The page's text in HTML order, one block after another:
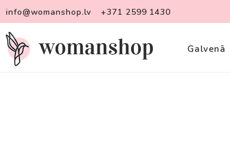
info@womanshop.lv +371 2599 1430
Galvenā